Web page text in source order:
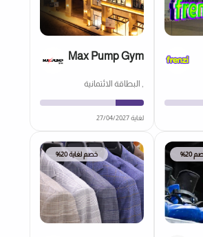
Max Pump Gym
, البطاقة الائتمانية
لغاية 27/04/2027
20% خصم لغاية 20%